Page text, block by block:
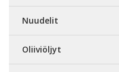
Nuudelit
Oliiviöljyt